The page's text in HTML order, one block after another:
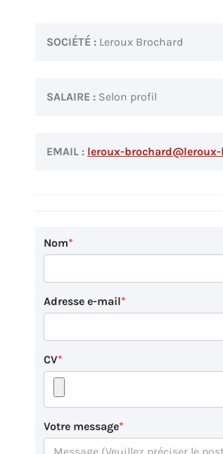
SOCIÉTÉ : Leroux Brochard
SALAIRE : Selon profil
EMAIL : leroux-
Nom
Adresse e-mail
CV
Votre message